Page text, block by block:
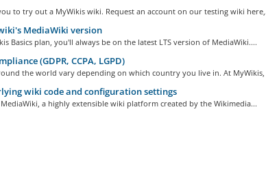
to try out a MyWikis wiki. Request an account on our testing wiki
MediaWiki version
Basics plan, you'll always be on the latest LTS version of MediaWiki....
(GDPR, CCPA, LGPD)
the world vary depending on which country you live in. At MyWikis,
wiki code and configuration settings
a highly extensible wiki platform created by the Wikimedia...